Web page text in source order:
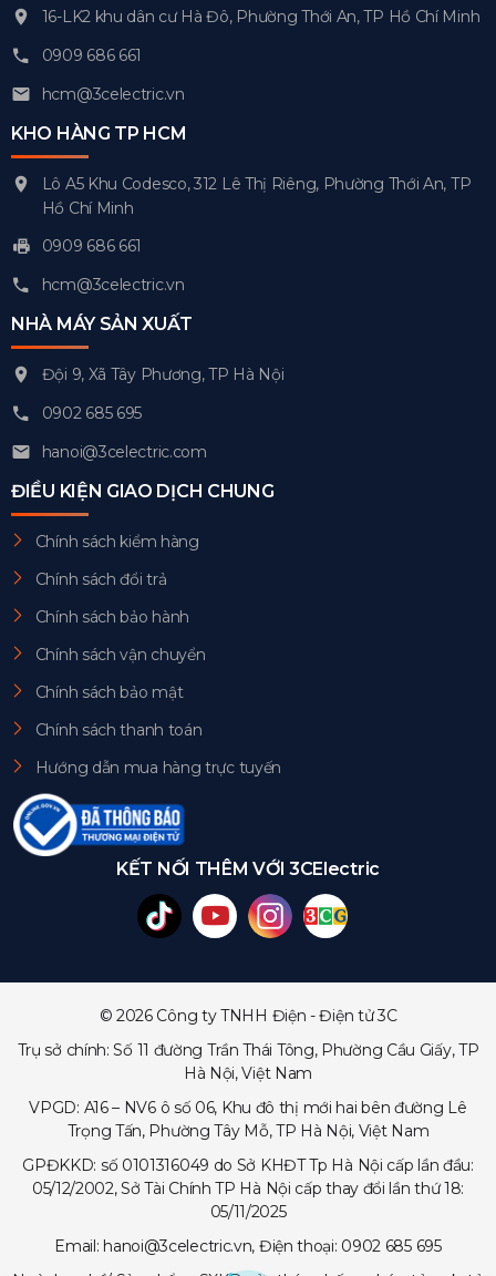
16-LK2 khu dân cư Hà Đô, Phường Thới An, TP Hồ Chí Minh
0909 686 661
hcm@3celectric.vn
KHO HÀNG TP HCM
Lô A5 Khu Codesco, 312 Lê Thị Riêng, Phường Thới An, TP
Hồ Chí Minh
0909 686 661
hcm@3celectric.vn
NHÀ MÁY SẢN XUẤT
Đội 9, Xã Tây Phương, TP Hà Nội
0902 685 695
hanoi@3celectric.com
ĐIỀU KIỆN GIAO DỊCH CHUNG
Chính sách kiểm hàng
Chính sách đổi trả
Chính sách bảo hành
Chính sách vận chuyển
Chính sách bảo mật
Chính sách thanh toán
Hướng dẫn mua hàng trực tuyến
KẾT NỐI THÊM VỚI 3CElectric
© 2026 Công ty TNHH Điện - Điện tử 3C
Trụ sở chính: Số 11 đường Trần Thái Tông, Phường Cầu Giấy, TP
Hà Nội, Việt Nam
VPGD: A16 – NV6 ô số 06, Khu đô thị mới hai bên đường Lê
Trọng Tấn, Phường Tây Mỗ, TP Hà Nội, Việt Nam
GPĐKKD: số 0101316049 do Sở KHĐT Tp Hà Nội cấp lần đầu:
05/12/2002, Sở Tài Chính TP Hà Nội cấp thay đổi lần thứ 18:
05/11/2025
Email: hanoi@3celectric.vn, Điện thoại: 0902 685 695